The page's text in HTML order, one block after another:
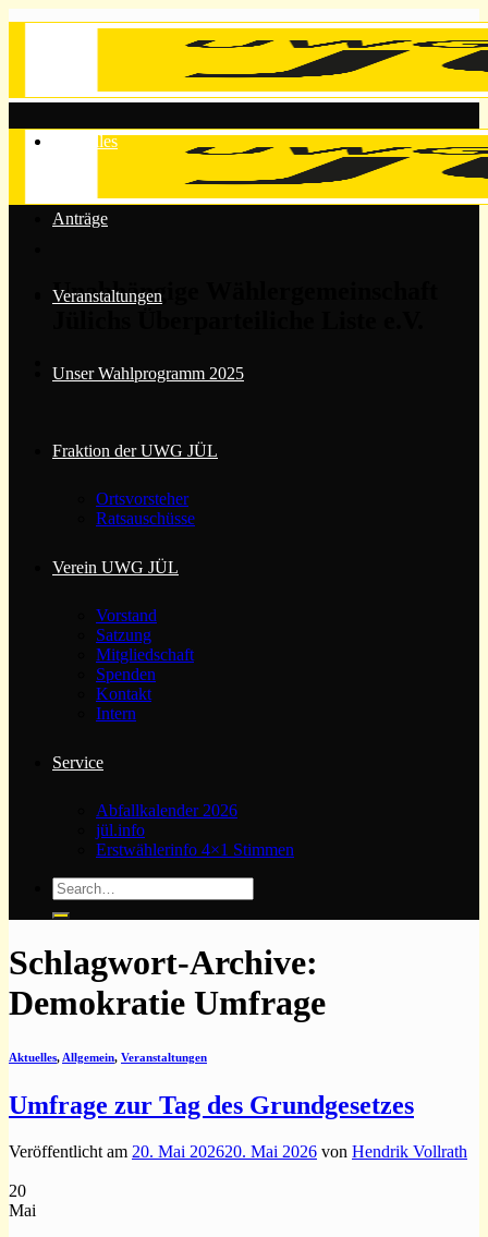
Unabhängige Wählergemeinschaft
Aktuelles
Anträge
Veranstaltungen
Unser Wahlprogramm 2025
Fraktion der UWG JÜL
Ortsvorsteher
Ratsauschüsse
Verein UWG JÜL
Vorstand
Satzung
Mitgliedschaft
Spenden
Kontakt
Intern
Service
Abfallkalender 2026
jül.info
Erstwählerinfo 4×1 Stimmen
Schlagwort-Archive:
Demokratie Umfrage
Aktuelles,Allgemein, Veranstaltungen
Umfrage zur Tag des Grundgesetzes
Veröffentlicht am 20. Mai 202620. Mai 2026 von Hendrik Vollrath
20
Mai